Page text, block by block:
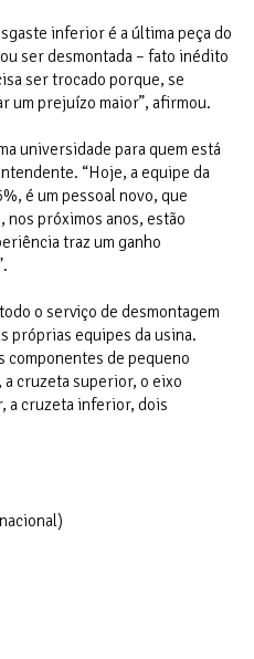
inferior é a última peça do
ser desmontada – fato inédito
ser trocado porque, se
um prejuízo maior”, afirmou.
universidade para quem está
“Hoje, a equipe da
é um pessoal novo, que
nos próximos anos, estão
traz um ganho
o serviço de desmontagem
próprias equipes da usina.
componentes de pequeno
cruzeta superior, o eixo
a cruzeta inferior, dois